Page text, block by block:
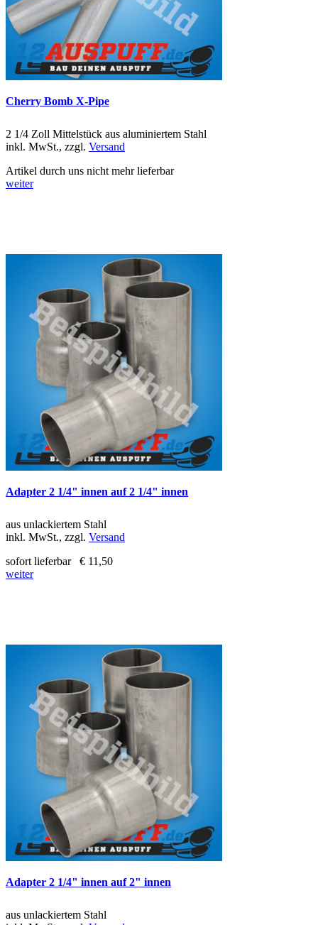
Cherry Bomb X-Pipe
2 1/4 Zoll Mittelstück aus aluminiertem Stahl
inkl. MwSt., zzgl. Versand
Artikel durch uns nicht mehr lieferbar
weiter
Adapter 2 1/4" innen auf 2 1/4" innen
aus unlackiertem Stahl
inkl. MwSt., zzgl. Versand
sofort lieferbar
€ 11,50
weiter
Adapter 2 1/4" innen auf 2" innen
aus unlackiertem Stahl